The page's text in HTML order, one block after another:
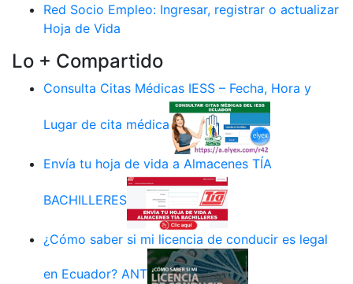
Red Socio Empleo: Ingresar, registrar o actualizar
Hoja de Vida
Lo + Compartido
Consulta Citas Médicas IESS – Fecha, Hora y
Lugar de cita médica
Envía tu hoja de vida a Almacenes TÍA
BACHILLERES
¿Cómo saber si mi licencia de conducir es legal
en Ecuador? ANT